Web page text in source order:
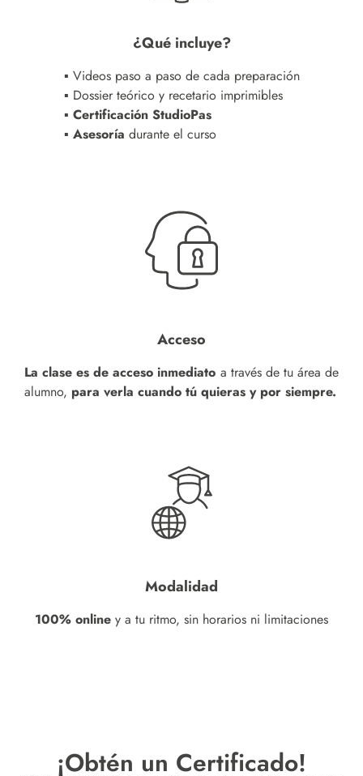
¿Qué incluye?
▪ Videos paso a paso de cada preparación
▪ Dossier teórico y recetario imprimibles
▪ Certificación StudioPas
▪ Asesoría durante el curso
Acceso
La clase es de acceso inmediato a través de tu área de
alumno, para verla cuando tú quieras y por siempre.
Modalidad
100% online y a tu ritmo, sin horarios ni limitaciones
¡Obtén un Certificado!